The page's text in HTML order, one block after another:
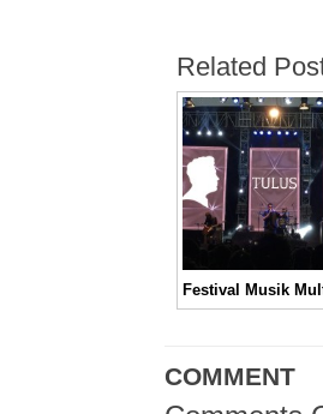
Related
COMMENT